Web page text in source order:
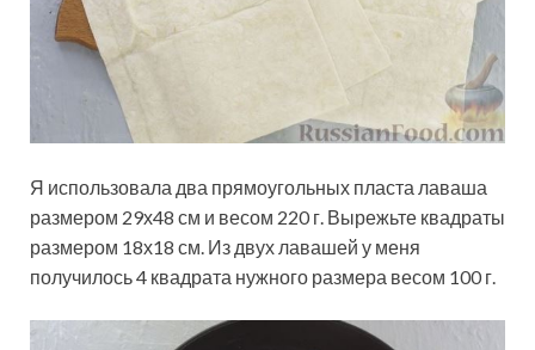
Я использовала два прямоугольных пласта лаваша
размером 29х48 см и весом 220 г. Вырежьте квадраты
размером 18х18 см. Из двух лавашей у меня
получилось 4 квадрата нужного размера весом 100 г.